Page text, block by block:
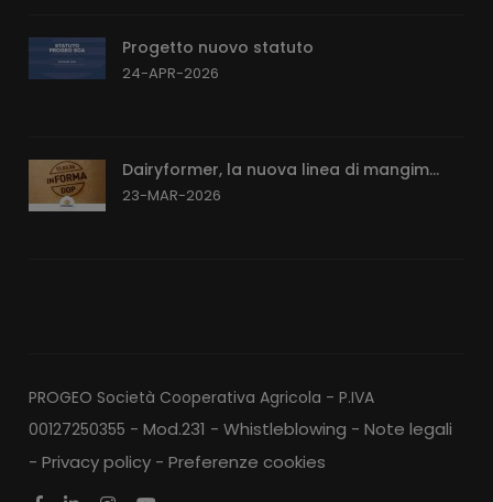
Progetto nuovo statuto
24-APR-2026
Dairyformer, la nuova linea di mangim...
23-MAR-2026
PROGEO Società Cooperativa Agricola - P.IVA
00127250355 -Mod.231 - Whistleblowing -Note legali
-Privacy policy -Preferenze cookies